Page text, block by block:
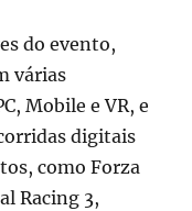
do evento,
várias
Mobile e VR, e
digitais
como Forza
Racing 3,